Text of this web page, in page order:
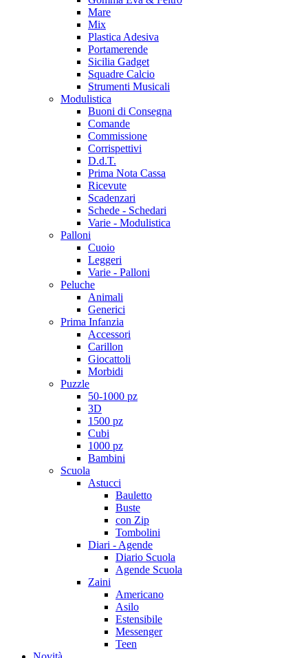
Mare
Mix
Plastica Adesiva
Portamerende
Sicilia Gadget
Squadre Calcio
Strumenti Musicali
Modulistica
Buoni di Consegna
Comande
Commissione
Corrispettivi
D.d.T.
Prima Nota Cassa
Ricevute
Scadenzari
Schede - Schedari
Varie - Modulistica
Palloni
Cuoio
Leggeri
Varie - Palloni
Peluche
Animali
Generici
Prima Infanzia
Accessori
Carillon
Giocattoli
Morbidi
Puzzle
50-1000 pz
3D
1500 pz
Cubi
1000 pz
Bambini
Scuola
Astucci
Bauletto
Buste
con Zip
Tombolini
Diari - Agende
Diario Scuola
Agende Scuola
Zaini
Americano
Asilo
Estensibile
Messenger
Teen